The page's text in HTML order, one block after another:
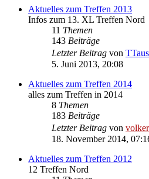
Aktuelles zum Treffen 2013
Infos zum 13. XL Treffen Nord
11 Themen
143 Beiträge
Letzter Beitrag von
5. Juni 2013, 20:08
Aktuelles zum Treffen 2014
alles zum Treffen in 2014
8 Themen
183 Beiträge
Letzter Beitrag von
18. November 2014,
Aktuelles zum Treffen 2012
12 Treffen Nord